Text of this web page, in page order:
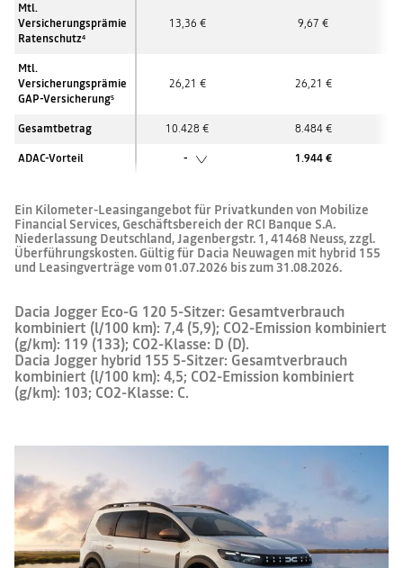
Mtl.
Versicherungsprämie
Ratenschutz4
13,36 € 9,67 €
Mtl.
Versicherungsprämie
GAP-Versicherung5
26,21 € 26,21 €
Gesamtbetrag 10.428 € 8.484 €
ADAC-Vorteil - 1.944 €
Ein Kilometer-Leasingangebot für Privatkunden von Mobilize
Financial Services, Geschäftsbereich der RCI Banque S.A.
Niederlassung Deutschland, Jagenbergstr. 1, 41468 Neuss, zzgl.
Überführungskosten. Gültig für Dacia Neuwagen mit hybrid 155
und Leasingverträge vom 01.07.2026 bis zum 31.08.2026.
Dacia Jogger Eco-G 120 5-Sitzer: Gesamtverbrauch
kombiniert (l/100 km): 7,4 (5,9); CO2-Emission kombiniert
(g/km): 119 (133); CO2-Klasse: D (D).
Dacia Jogger hybrid 155 5-Sitzer: Gesamtverbrauch
kombiniert (l/100 km): 4,5; CO2-Emission kombiniert
(g/km): 103; CO2-Klasse: C.